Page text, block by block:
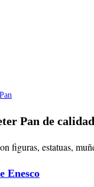
Pan de
figuras, estatuas,
Enesco